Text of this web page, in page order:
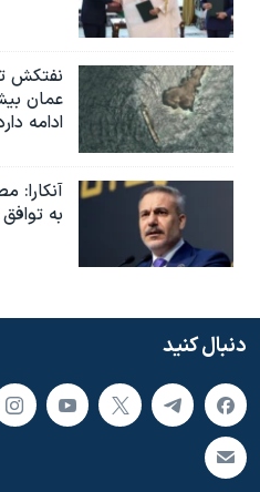
نفتکش
عمان
ادامه
آنکارا:
به
دنبال کنید